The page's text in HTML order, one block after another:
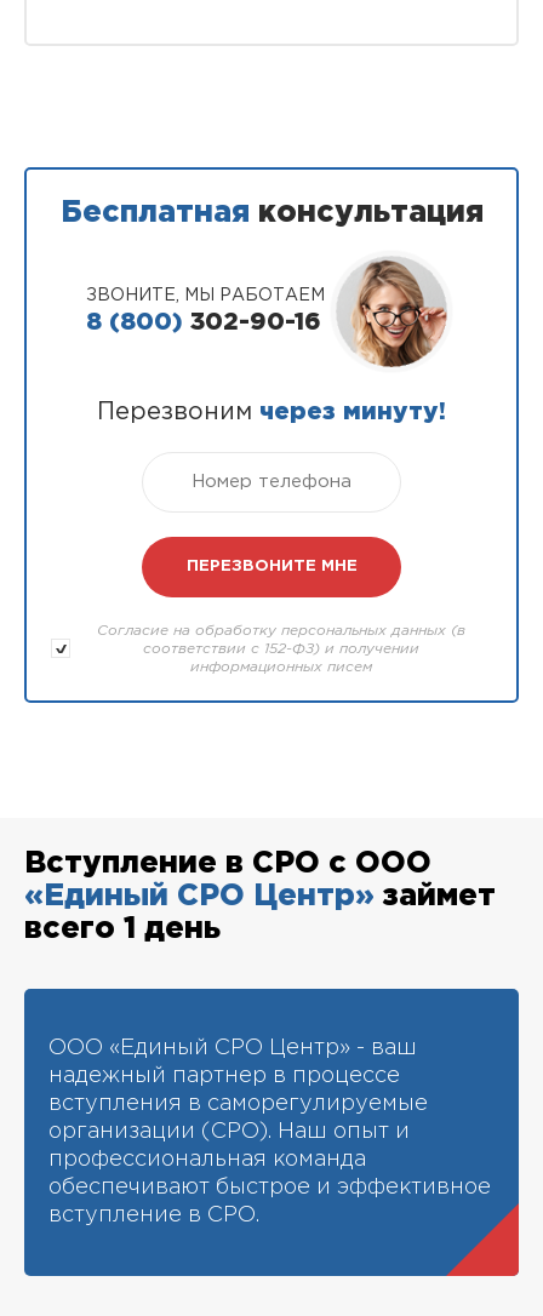
Бесплатная консультация
ЗВОНИТЕ, МЫ РАБОТАЕМ
8 (800) 302-90-16
Перезвоним через минуту!
Согласие на обработку персональных данных (в
соответствии с 152-ФЗ) и получении
информационных писем
Вступление в СРО с ООО
«Единый СРО Центр» займет
всего 1 день
ООО «Единый СРО Центр» - ваш
надежный партнер в процессе
вступления в саморегулируемые
организации (СРО). Наш опыт и
профессиональная команда
обеспечивают быстрое и эффективное
вступление в СРО.